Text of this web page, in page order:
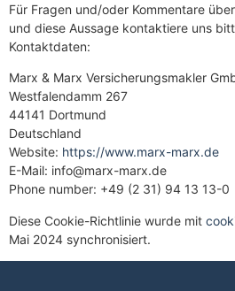
Für Fragen und/oder Kommentare
und diese Aussage kontaktiere uns
Kontaktdaten:
Marx & Marx Versicherungsmakler
Westfalendamm 267
44141 Dortmund
Deutschland
Website: https://www.marx-marx.de
E-Mail: info@marx-marx.de
Phone number: +49 (2 31) 94 13 13-0
Diese Cookie-Richtlinie wurde mit
Mai 2024 synchronisiert.